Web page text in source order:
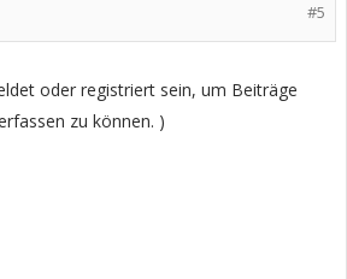
#5
oder registriert sein, um Beiträge
zu können. )